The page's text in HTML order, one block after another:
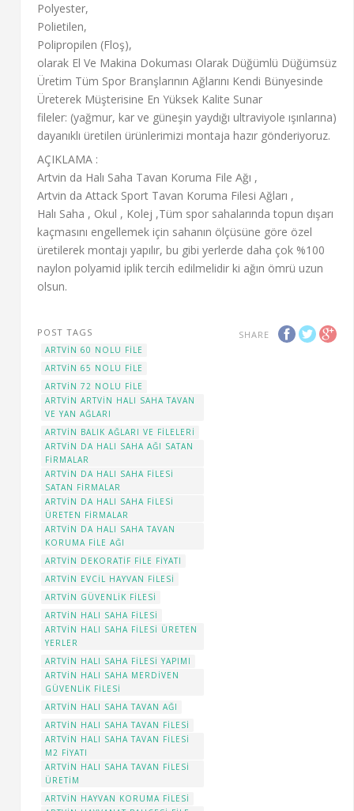
Polyester,
Polietilen,
Polipropilen (Floş),
olarak El Ve Makina Dokuması Olarak Düğümlü Düğümsüz
Üretim Tüm Spor Branşlarının Ağlarını Kendi Bünyesinde
Üreterek Müşterisine En Yüksek Kalite Sunar
fileler: (yağmur, kar ve güneşin yaydığı ultraviyole ışınlarına)
dayanıklı üretilen ürünlerimizi montaja hazır gönderiyoruz.
AÇIKLAMA :
Artvin da Halı Saha Tavan Koruma File Ağı ,
Artvin da Attack Sport Tavan Koruma Filesi Ağları ,
Halı Saha , Okul , Kolej ,Tüm spor sahalarında topun dışarı
kaçmasını engellemek için sahanın ölçüsüne göre özel
üretilerek montajı yapılır, bu gibi yerlerde daha çok %100
naylon polyamid iplik tercih edilmelidir ki ağın ömrü uzun
olsun.
SHARE
POST TAGS
ARTVIN 60 NOLU FILE
ARTVIN 65 NOLU FILE
ARTVIN 72 NOLU FILE
ARTVIN ARTVIN HALI SAHA TAVAN
VE YAN AĞLARI
ARTVIN BALIK AĞLARI VE FILELERI
ARTVIN DA HALI SAHA AĞI SATAN
FIRMALAR
ARTVIN DA HALI SAHA FILESI
SATAN FIRMALAR
ARTVIN DA HALI SAHA FILESI
ÜRETEN FIRMALAR
ARTVIN DA HALI SAHA TAVAN
KORUMA FILE AĞI
ARTVIN DEKORATIF FILE FIYATI
ARTVIN EVCIL HAYVAN FILESI
ARTVIN GÜVENLIK FILESI
ARTVIN HALI SAHA FILESI
ARTVIN HALI SAHA FILESI ÜRETEN
YERLER
ARTVIN HALI SAHA FILESI YAPIMI
ARTVIN HALI SAHA MERDIVEN
GÜVENLIK FILESI
ARTVIN HALI SAHA TAVAN AĞI
ARTVIN HALI SAHA TAVAN FILESI
ARTVIN HALI SAHA TAVAN FILESI
M2 FIYATI
ARTVIN HALI SAHA TAVAN FILESI
ÜRETIM
ARTVIN HAYVAN KORUMA FILESI